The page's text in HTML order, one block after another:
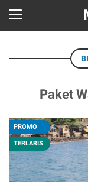
Paket
PROMO
TERLARIS